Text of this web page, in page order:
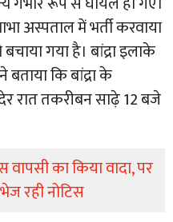
अस्पताल में भर्ती करवाया
गया है। बांद्रा इलाके
कि बांद्रा के
रात तकरीबन साढ़े 12 बजे
का किया वादा, पर
रही नोटिस